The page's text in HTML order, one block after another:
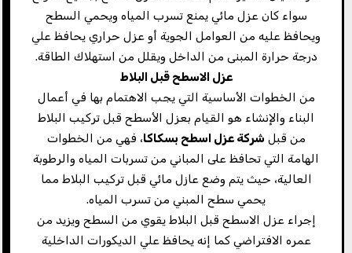
سواء كان عزل مائي يمنع تسرب المياه ويحمي السطح
ويحافظ عليه من العوامل الجوية أو عزل حراري يحافظ علي
درجة حرارة المبنى من الداخل ويقلل من استهلاك الطاقة.
عزل الاسطح قبل البلاط
من الخطوات الأساسية التي يجب الاهتمام بها في أعمال
البناء والإنشاء هو القيام بعزل الأسطح قبل تركيب البلاط
من قبل شركة عزل اسطح بسكاكا، فهي من الخطوات
الهامة التي تحافظ على المباني من تسربات المياه والرطوبة
العالية، حيث يتم وضع عازل مائي قبل تركيب البلاط مما
يحمي سطح المبني من تسرب المياه.
إجراء عزل الاسطح قبل البلاط يقوي من السطح ويزيد من
عمره الافتراضي كما إنه يحافظ علي الديكورات الداخلية